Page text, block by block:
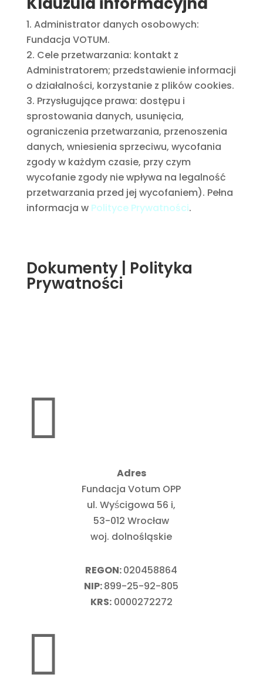
Administrator danych osobowych:
Fundacja VOTUM.
Cele przetwarzania: kontakt z
Administratorem; przedstawienie informacji
o działalności, korzystanie z plików cookies.
Przysługujące prawa: dostępu i
sprostowania danych, usunięcia,
ograniczenia przetwarzania, przenoszenia
danych, wniesienia sprzeciwu, wycofania
zgody w każdym czasie, przy czym
wycofanie zgody nie wpływa na legalność
przetwarzania przed jej wycofaniem). Pełna
informacja w Polityce Prywatności.
Dokumenty| Polityka
Prywatności

Adres
Fundacja Votum OPP
ul. Wyścigowa 56 i,
53-012 Wrocław
woj. dolnośląskie
REGON:020458864
NIP:899-25-92-805
KRS:0000272272
